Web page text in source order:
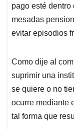
pago esté
mesadas
evitar episodios
Como dije al
suprimir una
se quiere o no
ocurre mediante
tal forma que